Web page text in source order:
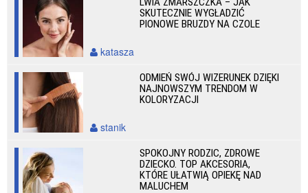
SKUTECZNIE WYGŁADZIĆ
PIONOWE BRUZDY NA CZOLE
katasza
ODMIEŃ SWÓJ WIZERUNEK DZIĘKI
NAJNOWSZYM TRENDOM W
KOLORYZACJI
stanik
SPOKOJNY RODZIC, ZDROWE
DZIECKO. TOP AKCESORIA,
KTÓRE UŁATWIĄ OPIEKĘ NAD
MALUCHEM